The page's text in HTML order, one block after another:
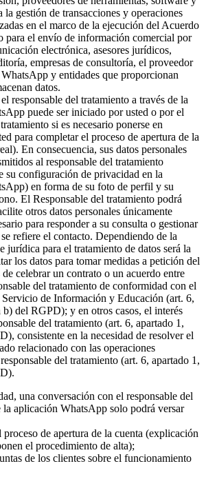
la gestión de transacciones y operaciones
en el marco de la ejecución del Acuerdo
para el envío de información comercial por
electrónica, asesores jurídicos,
empresas de consultoría, el proveedor
y entidades que proporcionan
datos.
responsable del tratamiento a través de la
puede ser iniciado por usted o por el
si es necesario ponerse en
para completar el proceso de apertura de la
En consecuencia, sus datos personales
al responsable del tratamiento
su configuración de privacidad en la
en forma de su foto de perfil y su
El Responsable del tratamiento podrá
otros datos personales únicamente
para responder a su consulta o gestionar
refiere el contacto. Dependiendo de la
jurídica para el tratamiento de datos será la
los datos para tomar medidas a petición del
de celebrar un contrato o un acuerdo entre
del tratamiento de conformidad con el
de Información y Educación (art. 6,
b) del RGPD); y en otros casos, el interés
del tratamiento (art. 6, apartado 1,
consistente en la necesidad de resolver el
relacionado con las operaciones
del tratamiento (art. 6, apartado 1,
una conversación con el responsable del
la aplicación WhatsApp solo podrá versar
proceso de apertura de la cuenta (explicación
el procedimiento de alta);
de los clientes sobre el funcionamiento